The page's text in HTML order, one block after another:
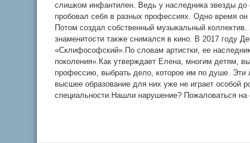
слишком инфантилен. Ведь у наследника звезды до
пробовал себя в разных профессиях. Одно время
Потом создал собственный музыкальный
знаменитости также снимался в кино. В 2017 году
«Склифософский».По словам артистки, ее
поколения».Как утверждает Елена, многим детям,
профессию, выбрать дело, которое им по душе.
высшее образование для них уже не играет особой
специальности.Нашли нарушение? Пожаловаться на